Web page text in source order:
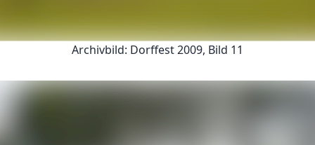
Archivbild: Dorffest 2009, Bild 11